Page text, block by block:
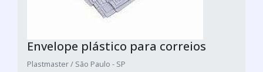
Envelope plástico para correios
Plastmaster / São Paulo - SP